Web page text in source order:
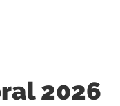
2026